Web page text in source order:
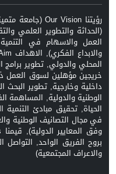
(الحداثة والتطوير العلمي
العمل والاسهام في
المحلي والدولي, تطوير برامج
خريجين مؤهلين لسوق العمل
داخلية وخارجية, تطوير البحث
الوطنية والدولية, المساهمة
الحياة, تحقيق مبادئ
في مجال التصانيف الوطنية
بروح الفريق الواحد, التواصل
والاعراف المجتمعية)